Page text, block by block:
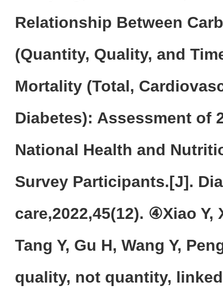
Relationship Between
(Quantity, Quality, and
Mortality (Total,
Diabetes): Assessment of
National Health and
Survey Participants.[J].
care,2022,45(12). ④Xiao Y,
Tang Y, Gu H, Wang Y,
quality, not quantity,